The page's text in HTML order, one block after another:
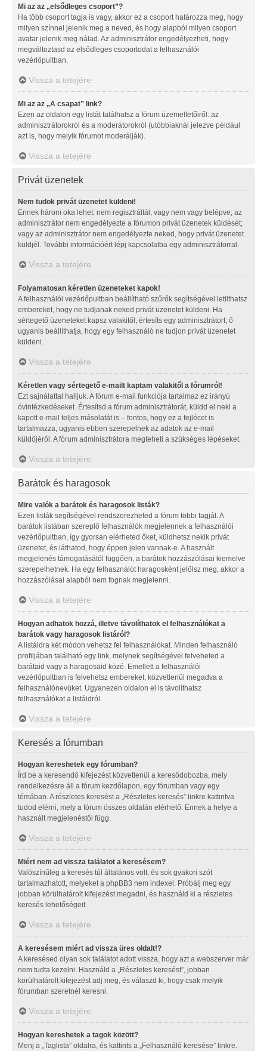
Mi az az „elsődleges csoport”?
Ha több csoport tagja is vagy, akkor ez a csoport határozza meg, hogy
milyen színnel jelenik meg a neved, és hogy alapból milyen csoport
avatar jelenik meg nálad. Az adminisztrátor engedélyezheti, hogy
megváltoztasd az elsődleges csoportodat a felhasználói
vezérlőpultban.
Vissza a tetejére
Mi az az „A csapat” link?
Ezen az oldalon egy listát találhatsz a fórum üzemeltetőiről: az
adminisztrátorokról és a moderátorokról (utóbbiaknál jelezve például
azt is, hogy melyik fórumot moderálják).
Vissza a tetejére
Privát üzenetek
Nem tudok privát üzenetet küldeni!
Ennek három oka lehet: nem regisztráltál, vagy nem vagy belépve; az
adminisztrátor nem engedélyezte a fórumon privát üzenetek küldését;
vagy az adminisztrátor nem engedélyezte neked, hogy privát üzenetet
küldjél. További információért lépj kapcsolatba egy adminisztrátorral.
Vissza a tetejére
Folyamatosan kéretlen üzeneteket kapok!
A felhasználói vezérlőpultban beállítható szűrők segítségével letilthatsz
embereket, hogy ne tudjanak neked privát üzenetet küldeni. Ha
sértegető üzeneteket kapsz valakitől, értesíts egy adminisztrátort, ő
ugyanis beállíthatja, hogy egy felhasználó ne tudjon privát üzenetet
küldeni.
Vissza a tetejére
Kéretlen vagy sértegető e-mailt kaptam valakitől a fórumról!
Ezt sajnálattal halljuk. A fórum e-mail funkciója tartalmaz ez irányú
óvintézkedéseket. Értesítsd a fórum adminisztrátorát, küldd el neki a
kapott e-mail teljes másolatát is – fontos, hogy ez a fejlécet is
tartalmazza, ugyanis ebben szerepelnek az adatok az e-mail
küldőjéről. A fórum adminisztrátora megteheti a szükséges lépéseket.
Vissza a tetejére
Barátok és haragosok
Mire valók a barátok és haragosok listák?
Ezen listák segítségével rendszerezheted a fórum többi tagját. A
barátok listában szereplő felhasználók megjelennek a felhasználói
vezérlőpultban, így gyorsan elérheted őket, küldhetsz nekik privát
üzenetet, és láthatod, hogy éppen jelen vannak-e. A használt
megjelenés támogatásától függően, a barátok hozzászólásai kiemelve
szerepelhetnek. Ha egy felhasználót haragosként jelölsz meg, akkor a
hozzászólásai alapból nem fognak megjelenni.
Vissza a tetejére
Hogyan adhatok hozzá, illetve távolíthatok el felhasználókat a
barátok vagy haragosok listáról?
A listáidra két módon vehetsz fel felhasználókat. Minden felhasználó
profiljában található egy link, melynek segítségével felveheted a
barátaid vagy a haragosaid közé. Emellett a felhasználói
vezérlőpultban is felvehetsz embereket, közvetlenül megadva a
felhasználónevüket. Ugyanezen oldalon el is távolíthatsz
felhasználókat a listáidról.
Vissza a tetejére
Keresés a fórumban
Hogyan kereshetek egy fórumban?
Írd be a keresendő kifejezést közvetlenül a keresődobozba, mely
rendelkezésre áll a fórum kezdőlapon, egy fórumban vagy egy
témában. A részletes keresést a „Részletes keresés” linkre kattintva
tudod elérni, mely a fórum összes oldalán elérhető. Ennek a helye a
használt megjelenéstől függ.
Vissza a tetejére
Miért nem ad vissza találatot a keresésem?
Valószínűleg a keresés túl általános volt, és sok gyakori szót
tartalmazhatott, melyeket a phpBB3 nem indexel. Próbálj meg egy
jobban körülhatárolt kifejezést megadni, és használd ki a részletes
keresés lehetőségeit.
Vissza a tetejére
A keresésem miért ad vissza üres oldalt!?
A keresésed olyan sok találatot adott vissza, hogy azt a webszerver már
nem tudta kezelni. Használd a „Részletes keresést”, jobban
körülhatárolt kifejezést adj meg, és válaszd ki, hogy csak melyik
fórumban szeretnél keresni.
Vissza a tetejére
Hogyan kereshetek a tagok között?
Menj a „Taglista” oldalra, és kattints a „Felhasználó keresése” linkre.